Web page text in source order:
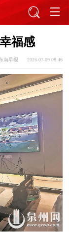
福感
南早报 2026-07-09 08:46